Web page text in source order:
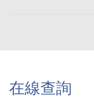
在線查詢